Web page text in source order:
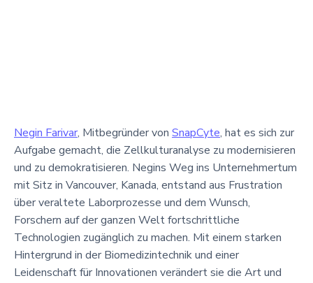
Negin Farivar, Mitbegründer von SnapCyte, hat es sich zur
Aufgabe gemacht, die Zellkulturanalyse zu modernisieren
und zu demokratisieren. Negins Weg ins Unternehmertum
mit Sitz in Vancouver, Kanada, entstand aus Frustration
über veraltete Laborprozesse und dem Wunsch,
Forschern auf der ganzen Welt fortschrittliche
Technologien zugänglich zu machen. Mit einem starken
Hintergrund in der Biomedizintechnik und einer
Leidenschaft für Innovationen verändert sie die Art und